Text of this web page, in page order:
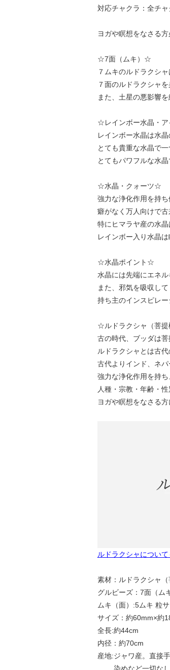
対応チャクラ：全チャ
ヨガや瞑想をなさる方
☆7面（ムキ）☆
７ムキのルドラクシ
７面のルドラクシャ
また、土星の悪影響
☆レインボー水晶・
レインボー水晶は水
とても貴重な水晶で
とてもパワフルな水
☆水晶・クォーツ☆
強力な浄化作用を持
癖がなく万人向けで古
特にヒマラヤ産の水晶
レインボー入り水晶
☆水晶ポイント☆
水晶には先端にエネ
また、邪気を吸収し
持ち主のインスピレ
☆ルドラクシャ（菩
古の時代、ブッダは菩
ルドラクシャとは古
古代よりインド、ネ
強力な浄化作用を持
人種・宗教・年齢・
ヨガや瞑想をなさる
ルドラクシャについ
素材：ルドラクシャ
グルビーズ：7面（ム
ムキ（面）:5ムキ 粒
サイズ：約60mm×約
全長:約44cm
内径：約70cm
産地:ジャワ産。直接